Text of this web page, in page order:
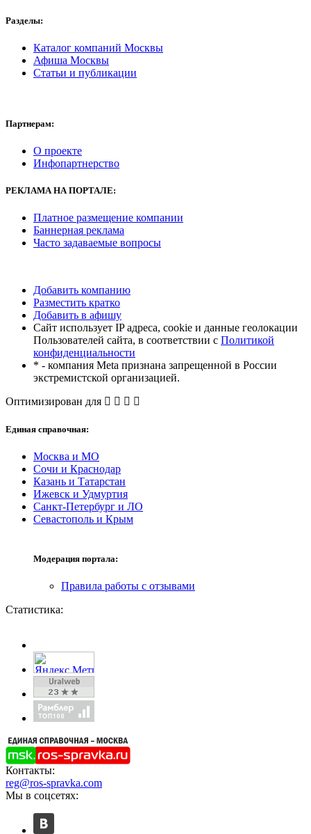
Разделы:
Каталог компаний Москвы
Афиша Москвы
Статьи и публикации
Партнерам:
О проекте
Инфопартнерство
РЕКЛАМАНА ПОРТАЛЕ:
Платное размещение компании
Баннерная реклама
Часто задаваемые вопросы
Добавить компанию
Разместить кратко
Добавить в афишу
Сайт использует IP адреса, cookie и данные геолокации
Пользователей сайта, в соответствии с Политикой
конфиденциальности
* - компания Meta признана запрещенной в России
экстремистской организацией.
Оптимизирован для
Единая справочная:
Москва и МО
Сочи и Краснодар
Казань и Татарстан
Ижевск и Удмуртия
Санкт-Петербург и ЛО
Севастополь и Крым
Модерация портала:
Правила работы с отзывами
Статистика:
Контакты:
reg@ros-spravka.com
Мы в соцсетях: